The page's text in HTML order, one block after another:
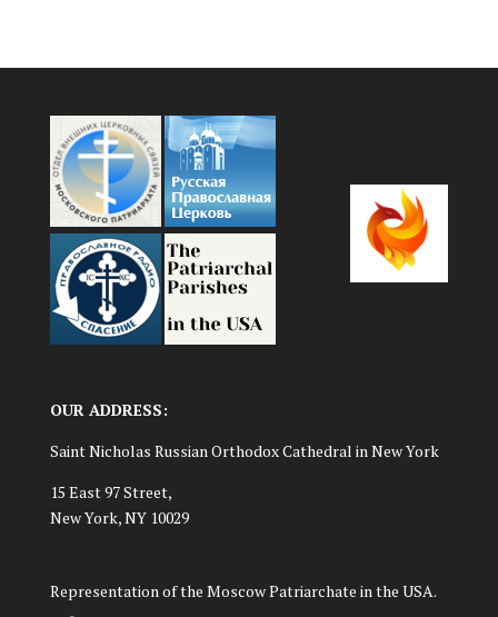
OUR ADDRESS:
Saint Nicholas Russian Orthodox Cathedral in New York
15 East 97 Street,
New York, NY 10029
Representation of the Moscow Patriarchate in the USA.